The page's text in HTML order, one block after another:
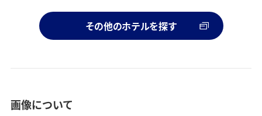
その他のホテルを探す
画像について